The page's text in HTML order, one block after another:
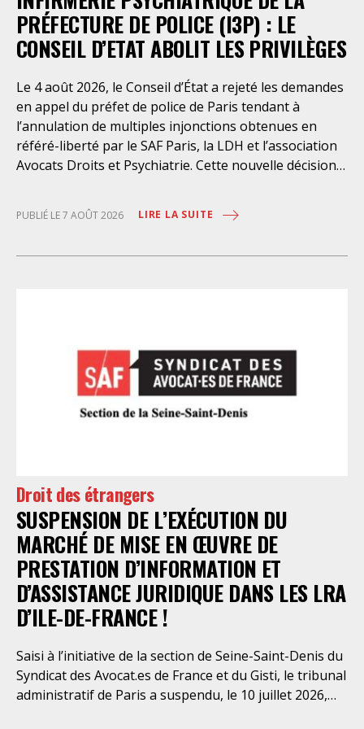
PRÉFECTURE DE POLICE (I3P) : LE
CONSEIL D’ETAT ABOLIT LES PRIVILÈGES
Le 4 août 2026, le Conseil d’État a rejeté les demandes
en appel du préfet de police de Paris tendant à
l’annulation de multiples injonctions obtenues en
référé-liberté par le SAF Paris, la LDH et l’association
Avocats Droits et Psychiatrie. Cette nouvelle décision
personnes retenues à l’infirmerie psychiatrique de la
préfecture de police de Paris. Près d’ici mais loin des
en évidence des violations graves des droits les plus
élémentaires. Saisi par le SAF Paris et la LDH, avec
l’intervention volontaire de l’association Avocats
Droits et Psychiatrie, le tribunal administratif de Paris
Paris en avait interjeté appel. Par ordonnance du 4
août dernier, le Conseil d’Etat a aboli les privilèges
dont l’infirmerie psychiatrique de la préfecture de
police a depuis trop longtemps
PUBLIÉ LE 7 AOÛT 2026 LIRE LA SUITE
Droit des étrangers
SUSPENSION DE L’EXÉCUTION DU
MARCHÉ DE MISE EN ŒUVRE DE
PRESTATION D’INFORMATION ET
D’ASSISTANCE JURIDIQUE DANS LES LRA
D’ILE-DE-FRANCE !
Saisi à l’initiative de la section de Seine-Saint-Denis du
Syndicat des Avocat.es de France et du Gisti, le tribunal
administratif de Paris a suspendu, le 10 juillet 2026,